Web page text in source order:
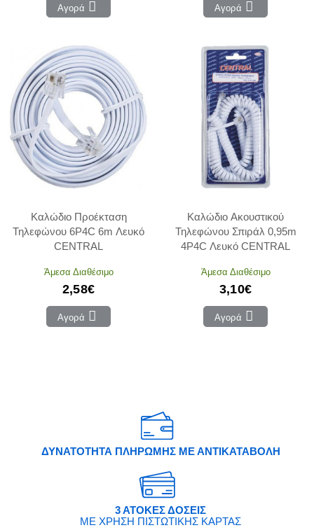
Αγορά Αγορά
Καλώδιο Προέκταση
Τηλεφώνου 6P4C 6m Λευκό
CENTRAL
Άμεσα Διαθέσιμο
2,58€
Αγορά
Καλώδιο Ακουστικού
Τηλεφώνου Σπιράλ 0,95m
4P4C Λευκό CENTRAL
Άμεσα Διαθέσιμο
3,10€
Αγορά
ΔΥΝΑΤΟΤΗΤΑ ΠΛΗΡΩΜΗΣ ΜΕ ΑΝΤΙΚΑΤΑΒΟΛΗ
3 ΑΤΟΚΕΣ ΔΟΣΕΙΣ
ΜΕ ΧΡΗΣΗ ΠΙΣΤΩΤΙΚΗΣ ΚΑΡΤΑΣ